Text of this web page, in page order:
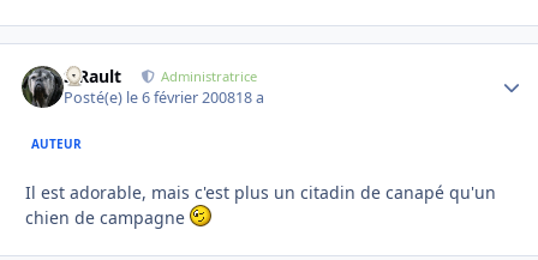
S.Rault Administratrice
Posté(e) le 6 février 200818 a
AUTEUR
Il est adorable, mais c'est plus un citadin de canapé qu'un
chien de campagne